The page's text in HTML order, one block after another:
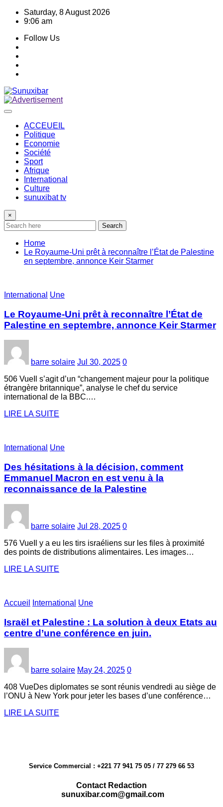
Skip
Saturday, 8 August 2026
9:06 am
Follow Us
ACCEUEIL
Politique
Economie
Société
Sport
Afrique
International
Culture
sunuxibat tv
×
Search
Home
Le Royaume-Uni prêt à reconnaître l’État de Palestine
en septembre, annonce Keir Starmer
International Une
Le Royaume-Uni prêt à reconnaître l’État de
Palestine en septembre, annonce Keir Starmer
barre solaire Jul 30, 2025 0
506 VueIl s’agit d’un “changement majeur pour la politique
étrangère britannique”, analyse le chef du service
international de la BBC.…
LIRE LA SUITE
International Une
Des hésitations à la décision, comment
Emmanuel Macron en est venu à la
reconnaissance de la Palestine
barre solaire Jul 28, 2025 0
576 VueIl y a eu les tirs israéliens sur les files à proximité
des points de distributions alimentaires. Les images…
LIRE LA SUITE
Accueil International Une
Israël et Palestine : La solution à deux Etats au
centre d’une conférence en juin.
barre solaire May 24, 2025 0
408 VueDes diplomates se sont réunis vendredi au siège de
l’ONU à New York pour jeter les bases d’une conférence…
LIRE LA SUITE
Service Commercial : +221 77 941 75 05 / 77 279 66 53
Contact Redaction
sunuxibar.com@gmail.com